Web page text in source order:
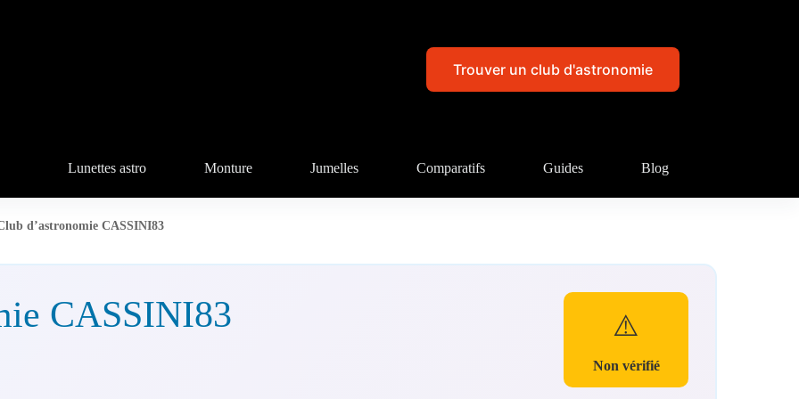
Trouver un club d'astronomie
Lunettes astro Monture Jumelles Comparatifs Guides Blog
d’astronomie CASSINI83
CASSINI83 ⚠️
Non vérifié